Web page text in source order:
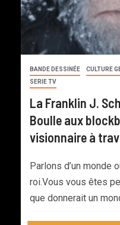
BANDE DESSINÉE CULTURE
SERIE TV
La Franklin J.
Boulle aux
visionnaire à
Parlons d’un monde
roi.Vous vous êtes
que donnerait un